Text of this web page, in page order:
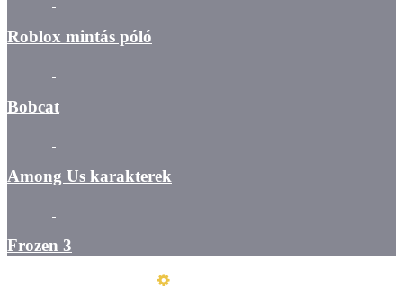
Roblox mintás póló
Bobcat
Among Us karakterek
Frozen 3